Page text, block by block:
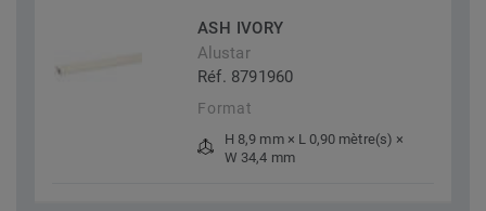
ASH IVORY
Alustar
Réf. 8791960
Format
H 8,9 mm × L 0,90 mètre(s) ×
W 34,4 mm